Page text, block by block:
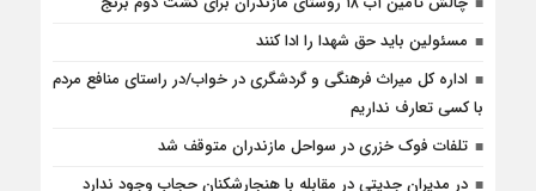
مسئولین باید حق شهدا را ادا کنند
اداره کل میراث فرهنگی و گردشگری در خواب/در راستای منافع مردم
با کسی تعارف نداریم
تلفات فوک خزری در سواحل مازندران متوقف شد
در مدیران جدیتی در مقابله با هنجارشکنان حجاب وجود ندارد